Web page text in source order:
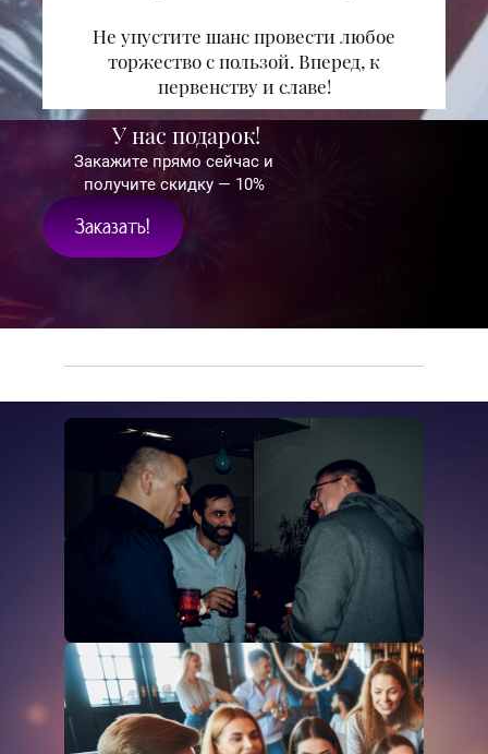
Не упустите шанс провести любое
торжество с пользой. Вперед, к
первенству и славе!
У нас подарок!
Закажите прямо сейчас и
получите скидку — 10%
Заказать!